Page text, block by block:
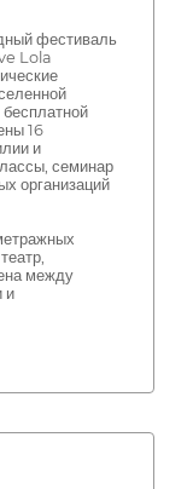
фестиваль
Lola
16
и
семинар
организаций
между
и